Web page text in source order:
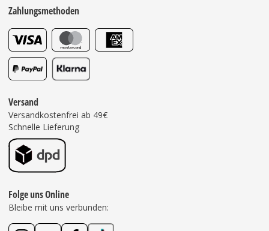
Zahlungsmethoden
Versand
Versandkostenfrei ab 49€
Schnelle Lieferung
Folge uns Online
Bleibe mit uns verbunden: